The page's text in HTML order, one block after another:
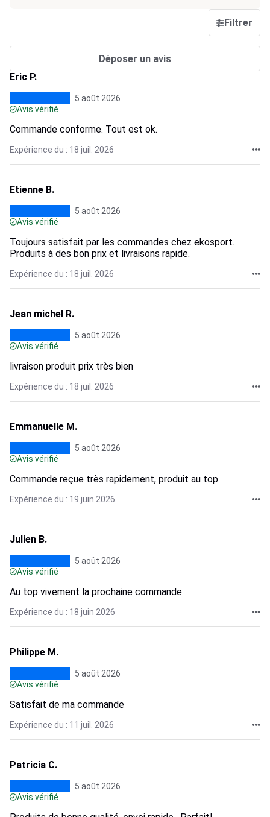
Filtrer
Déposer un avis
Eric P.
5 août 2026
Avis vérifié
Commande conforme. Tout est ok.
Expérience du : 18 juil. 2026
Etienne B.
5 août 2026
Avis vérifié
Toujours satisfait par les commandes chez ekosport.
Produits à des bon prix et livraisons rapide.
Expérience du : 18 juil. 2026
Jean michel R.
5 août 2026
Avis vérifié
livraison produit prix très bien
Expérience du : 18 juil. 2026
Emmanuelle M.
5 août 2026
Avis vérifié
Commande reçue très rapidement, produit au top
Expérience du : 19 juin 2026
Julien B.
5 août 2026
Avis vérifié
Au top vivement la prochaine commande
Expérience du : 18 juin 2026
Philippe M.
5 août 2026
Avis vérifié
Satisfait de ma commande
Expérience du : 11 juil. 2026
Patricia C.
5 août 2026
Avis vérifié